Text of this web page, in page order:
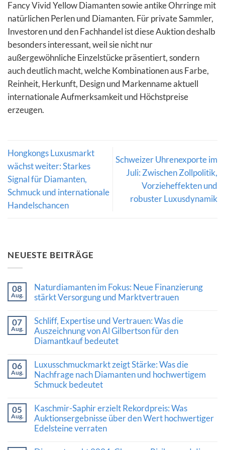
Fancy Vivid Yellow Diamanten sowie antike Ohrringe mit
natürlichen Perlen und Diamanten. Für private Sammler,
Investoren und den Fachhandel ist diese Auktion deshalb
besonders interessant, weil sie nicht nur
außergewöhnliche Einzelstücke präsentiert, sondern
auch deutlich macht, welche Kombinationen aus Farbe,
Reinheit, Herkunft, Design und Markenname aktuell
internationale Aufmerksamkeit und Höchstpreise
erzeugen.
Hongkongs Luxusmarkt
wächst weiter: Starkes
Signal für Diamanten,
Schmuck und internationale
Handelschancen
Schweizer Uhrenexporte im
Juli: Zwischen Zollpolitik,
Vorzieheffekten und
robuster Luxusdynamik
NEUESTE BEITRÄGE
08
Aug.
Naturdiamanten im Fokus: Neue Finanzierung
stärkt Versorgung und Marktvertrauen
zu
Naturdiamanten
im
Fokus:
stärkt
Versorgung
und
Marktvertrauen
07
Aug.
Schliff, Expertise und Vertrauen: Was die
Auszeichnung von Al Gilbertson für den
Diamantkauf bedeutet
zu
Schliff,
Expertise
und
die
Auszeichnung
von
Al
06
Aug.
Luxusschmuckmarkt zeigt Stärke: Was die
Nachfrage nach Diamanten und hochwertigem
Schmuck bedeutet
zu
Luxusschmuckmarkt
zeigt
Stärke:
05
Aug.
Kaschmir-Saphir erzielt Rekordpreis: Was
Auktionsergebnisse über den Wert hochwertiger
Edelsteine verraten